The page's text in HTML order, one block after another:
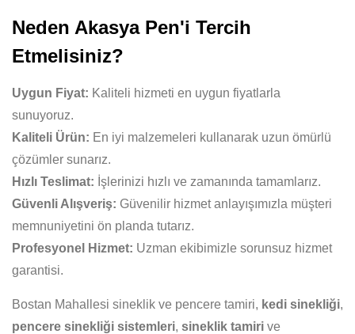
Neden Akasya Pen'i Tercih
Etmelisiniz?
Uygun Fiyat: Kaliteli hizmeti en uygun fiyatlarla
sunuyoruz.
Kaliteli Ürün: En iyi malzemeleri kullanarak uzun ömürlü
çözümler sunarız.
Hızlı Teslimat: İşlerinizi hızlı ve zamanında tamamlarız.
Güvenli Alışveriş: Güvenilir hizmet anlayışımızla müşteri
memnuniyetini ön planda tutarız.
Profesyonel Hizmet: Uzman ekibimizle sorunsuz hizmet
garantisi.
Bostan Mahallesi sineklik ve pencere tamiri, kedi sinekliği,
pencere sinekliği sistemleri, sineklik tamiri ve